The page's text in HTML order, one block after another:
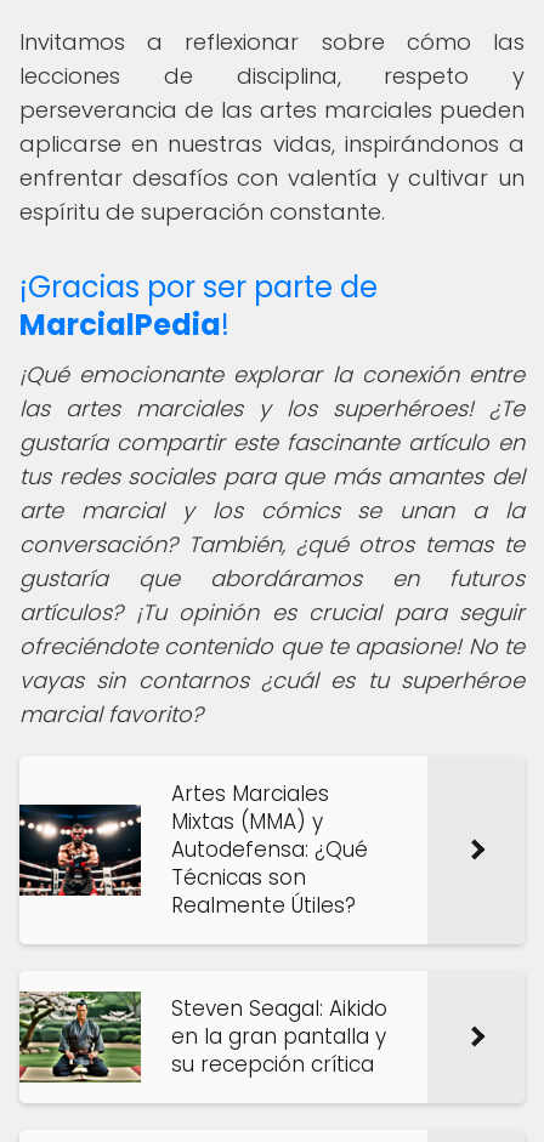
Invitamos a reflexionar sobre cómo las
lecciones de disciplina, respeto y
perseverancia de las artes marciales pueden
aplicarse en nuestras vidas, inspirándonos a
enfrentar desafíos con valentía y cultivar un
espíritu de superación constante.
¡Gracias por ser parte de
MarcialPedia!
¡Qué emocionante explorar la conexión entre
las artes marciales y los superhéroes! ¿Te
gustaría compartir este fascinante artículo en
tus redes sociales para que más amantes del
arte marcial y los cómics se unan a la
conversación? También, ¿qué otros temas te
gustaría que abordáramos en futuros
artículos? ¡Tu opinión es crucial para seguir
ofreciéndote contenido que te apasione! No te
vayas sin contarnos ¿cuál es tu superhéroe
marcial favorito?
Artes Marciales
Mixtas (MMA) y
Autodefensa: ¿Qué
Técnicas son
Realmente Útiles?
Steven Seagal: Aikido
en la gran pantalla y
su recepción crítica